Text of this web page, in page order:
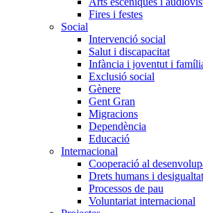
Fires i festes
Social
Intervenció social
Salut i discapacitat
Infància i joventut i
Exclusió social
Gènere
Gent Gran
Migracions
Dependència
Educació
Internacional
Cooperació al
Drets humans i desigualtat
Processos de pau
Voluntariat internacional